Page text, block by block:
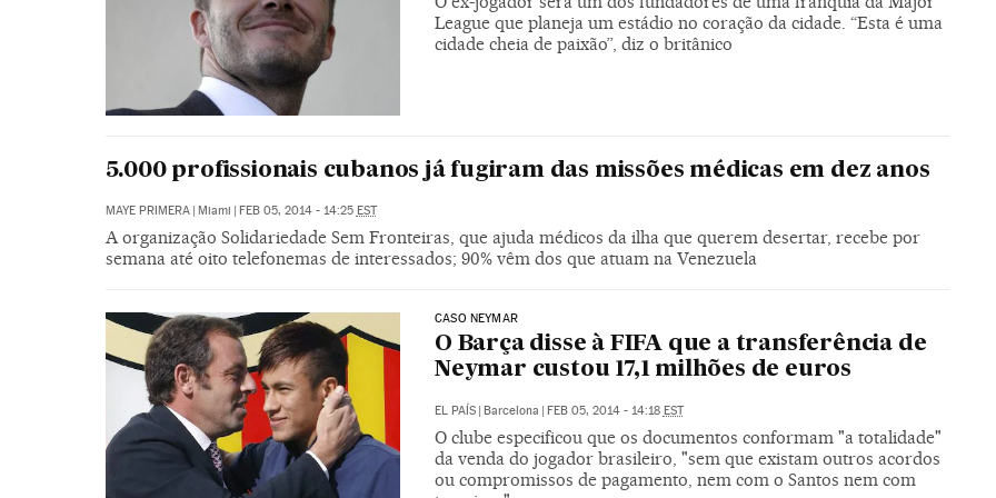
League que planeja um estádio no coração da cidade. “Esta é uma
cidade cheia de paixão”, diz o britânico
5.000 profissionais cubanos já fugiram das missões médicas em dez anos
MAYE PRIMERA Miami FEB 05, 2014 - 14:25 EST
A organização Solidariedade Sem Fronteiras, que ajuda médicos da ilha que querem desertar, recebe por
semana até oito telefonemas de interessados; 90% vêm dos que atuam na Venezuela
CASO NEYMAR
O Barça disse à FIFA que a transferência de
Neymar custou 17,1 milhões de euros
EL PAÍS Barcelona FEB 05, 2014 - 14:18 EST
O clube especificou que os documentos conformam "a totalidade"
da venda do jogador brasileiro, "sem que existam outros acordos
ou compromissos de pagamento, nem com o Santos nem com